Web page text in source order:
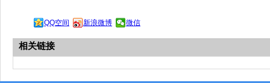
QQ空间 新浪微博 微信
相关链接